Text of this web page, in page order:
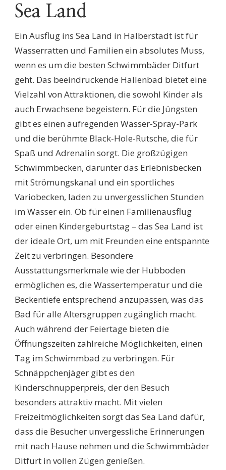
Sea Land
Ein Ausflug ins Sea Land in Halberstadt ist für
Wasserratten und Familien ein absolutes Muss,
wenn es um die besten Schwimmbäder Ditfurt
geht. Das beeindruckende Hallenbad bietet eine
Vielzahl von Attraktionen, die sowohl Kinder als
auch Erwachsene begeistern. Für die Jüngsten
gibt es einen aufregenden Wasser-Spray-Park
und die berühmte Black-Hole-Rutsche, die für
Spaß und Adrenalin sorgt. Die großzügigen
Schwimmbecken, darunter das Erlebnisbecken
mit Strömungskanal und ein sportliches
Variobecken, laden zu unvergesslichen Stunden
im Wasser ein. Ob für einen Familienausflug
oder einen Kindergeburtstag – das Sea Land ist
der ideale Ort, um mit Freunden eine entspannte
Zeit zu verbringen. Besondere
Ausstattungsmerkmale wie der Hubboden
ermöglichen es, die Wassertemperatur und die
Beckentiefe entsprechend anzupassen, was das
Bad für alle Altersgruppen zugänglich macht.
Auch während der Feiertage bieten die
Öffnungszeiten zahlreiche Möglichkeiten, einen
Tag im Schwimmbad zu verbringen. Für
Schnäppchenjäger gibt es den
Kinderschnupperpreis, der den Besuch
besonders attraktiv macht. Mit vielen
Freizeitmöglichkeiten sorgt das Sea Land dafür,
dass die Besucher unvergessliche Erinnerungen
mit nach Hause nehmen und die Schwimmbäder
Ditfurt in vollen Zügen genießen.